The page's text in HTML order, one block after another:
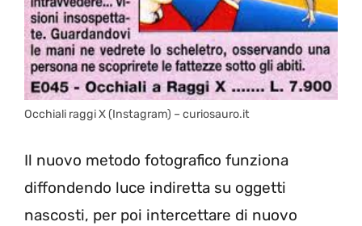
Occhiali raggi X (Instagram) – curiosauro.it
Il nuovo metodo fotografico funziona
diffondendo luce indiretta su oggetti
nascosti, per poi intercettare di nuovo